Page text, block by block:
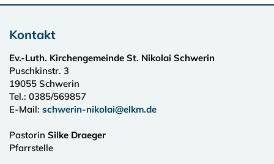
Kontakt
Ev.-Luth. Kirchengemeinde St. Nikolai Schwerin
Puschkinstr. 3
19055 Schwerin
Tel.: 0385/569857
E-Mail: schwerin-nikolai@elkm.de
Pastorin Silke Draeger
Pfarrstelle